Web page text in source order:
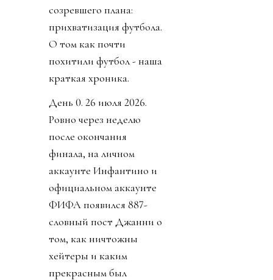
созревшего плана:
прихватизация футбола.
О том как почти
похитили футбол - наша
краткая хроника.
День 0. 26 июля 2026.
Ровно через неделю
после окончания
финала, на личном
аккаунте Инфантино и
официальном аккаунте
ФИФА появился 887-
словный пост Джанни о
том, как ничтожны
хейтеры и каким
прекрасным был